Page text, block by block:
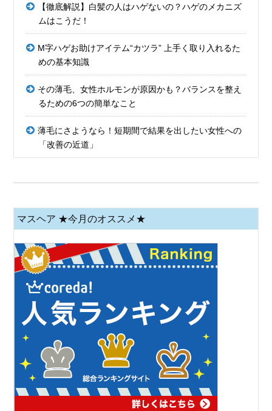
【徹底解説】白髪の人はハゲないの？ハゲのメカニズ
ムはこうだ！
M字ハゲお助けアイテム“カツラ” 上手く取り入れるた
めの基本知識
その薄毛、女性ホルモンが原因かも？バランスを整え
るための6つの簡単なこと
薄毛にさようなら！短期間で結果を出したい女性への
「改善の近道」
マスヘア ★今月のオススメ★